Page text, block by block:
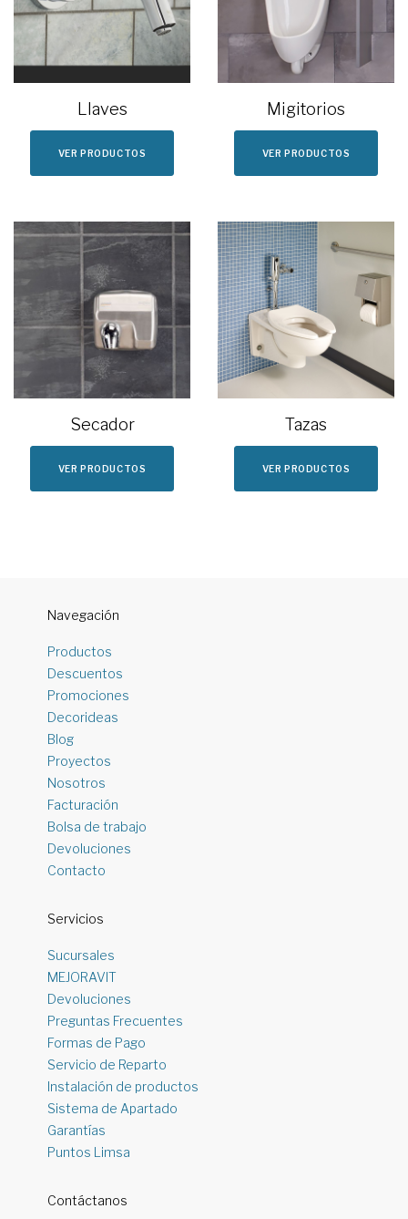
Llaves
VER PRODUCTOS
Migitorios
VER PRODUCTOS
Secador
VER PRODUCTOS
Tazas
VER PRODUCTOS
Navegación
Productos
Descuentos
Promociones
Decorideas
Blog
Proyectos
Nosotros
Facturación
Bolsa de trabajo
Devoluciones
Contacto
Servicios
Sucursales
MEJORAVIT
Devoluciones
Preguntas Frecuentes
Formas de Pago
Servicio de Reparto
Instalación de productos
Sistema de Apartado
Garantías
Puntos Limsa
Contáctanos